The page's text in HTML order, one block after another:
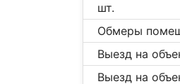
шт.
Обмеры
Выезд на
Выезд на